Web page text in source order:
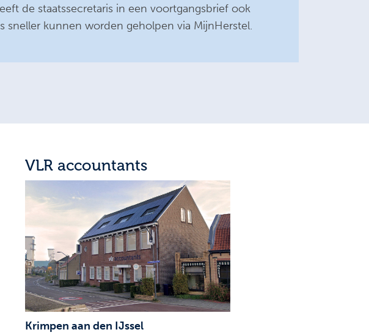
de staatssecretaris in een voortgangsbrief ook
kunnen worden geholpen via MijnHerstel.
VLR accountants
Krimpen aan den IJssel